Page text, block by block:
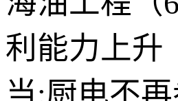
利能力上升
当:厨电不